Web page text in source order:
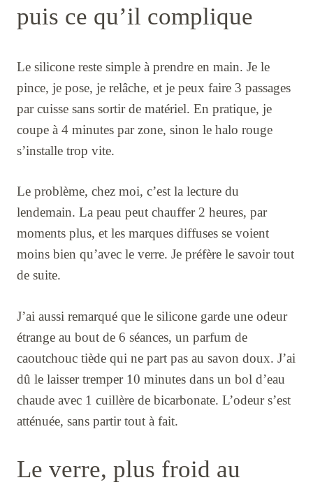
puis ce qu’il complique
Le silicone reste simple à prendre en main. Je le
pince, je pose, je relâche, et je peux faire 3 passages
par cuisse sans sortir de matériel. En pratique, je
coupe à 4 minutes par zone, sinon le halo rouge
s’installe trop vite.
Le problème, chez moi, c’est la lecture du
lendemain. La peau peut chauffer 2 heures, par
moments plus, et les marques diffuses se voient
moins bien qu’avec le verre. Je préfère le savoir tout
de suite.
J’ai aussi remarqué que le silicone garde une odeur
étrange au bout de 6 séances, un parfum de
caoutchouc tiède qui ne part pas au savon doux. J’ai
dû le laisser tremper 10 minutes dans un bol d’eau
chaude avec 1 cuillère de bicarbonate. L’odeur s’est
atténuée, sans partir tout à fait.
Le verre, plus froid au